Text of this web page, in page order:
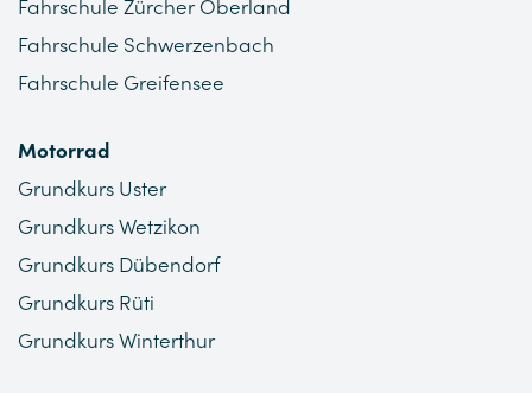
Fahrschule Zürcher Oberland
Fahrschule Schwerzenbach
Fahrschule Greifensee
Motorrad
Grundkurs Uster
Grundkurs Wetzikon
Grundkurs Dübendorf
Grundkurs Rüti
Grundkurs Winterthur